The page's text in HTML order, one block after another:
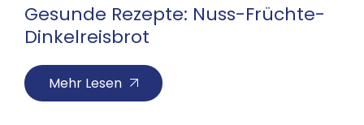
Gesunde Rezepte: Nuss-Früchte-
Dinkelreisbrot
Mehr Lesen